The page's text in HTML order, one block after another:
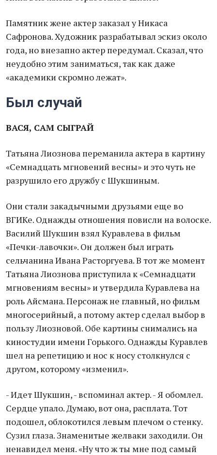
Памятник жене актер заказал у Никаса
Сафронова. Художник разрабатывал эскиз около
года, но внезапно актер передумал. Сказал, что
неудобно этим заниматься, так как даже
«академики скромно лежат».
Был случай
ВАСЯ, САМ СЫГРАЙ
Татьяна Лиознова переманила актера в картину
«Семнадцать мгновений весны» и это чуть не
разрушило его дружбу с Шукшиным.
Они стали закадычными друзьями еще во
ВГИКе. Однажды отношения повисли на волоске.
Василий Шукшин взял Куравлева в фильм
«Печки-лавочки». Он должен был играть
сельчанина Ивана Расторгуева. В тот же момент
Татьяна Лиознова приступила к «Семнадцати
мгновениям весны» и утвердила Куравлева на
роль Айсмана. Персонаж не главный, но фильм
многосерийный, а потому актер сделал выбор в
пользу Лиозновой. Обе картины снимались на
киностудии имени Горького. Однажды Куравлев
шел на репетицию и нос к носу столкнулся с
другом, которому «изменил».
- Идет Шукшин, - вспоминал актер. - Я обомлел.
Сердце упало. Думаю, вот она, расплата. Тот
подошел, облокотился левым плечом о стенку.
Сузил глаза. Знаменитые желваки заходили. Он
ненавидел меня. «Ну что ж ты мне под самый